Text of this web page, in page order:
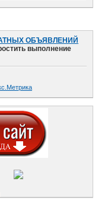
ОБЪЯВЛЕНИЙ
выполнение